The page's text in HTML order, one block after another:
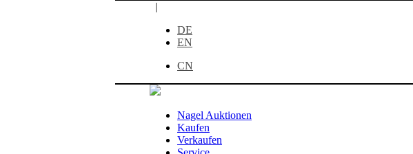
|
DE
EN
CN
Nagel Auktionen
Kaufen
Verkaufen